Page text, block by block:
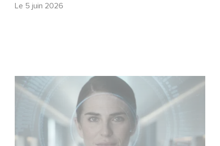
Le 5 juin 2026
La nouvelle production Gaumont USA : « Futuro Desierto